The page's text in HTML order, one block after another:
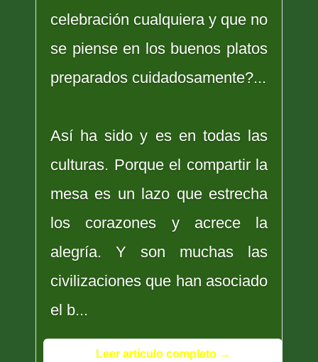
celebración cualquiera y que no
se piense en los buenos platos
preparados cuidadosamente?...
Así ha sido y es en todas las
culturas. Porque el compartir la
mesa es un lazo que estrecha
los corazones y acrece la
alegría. Y son muchas las
civilizaciones que han asociado
el b...
Leer artículo completo →